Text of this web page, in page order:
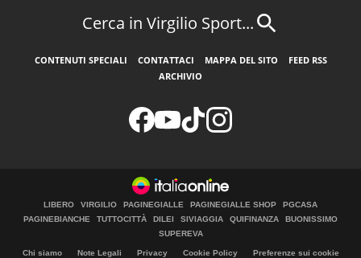
Cerca in Virgilio Sport...
CONTENUTI SPECIALI CONTATTACI MAPPA DEL SITO
FEED RSS
ARCHIVIO
LIBERO VIRGILIO PAGINEGIALLE PAGINEGIALLE SHOP
PGCASA
PAGINEBIANCHE
TUTTOCITTÀ DILEI SIVIAGGIA QUIFINANZA
BUONISSIMO
SUPEREVA
Chi siamo Note Legali Privacy Cookie Policy
Preferenze sui cookie